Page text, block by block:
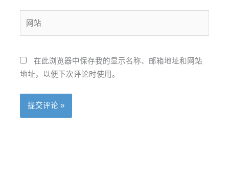
箱
在此浏览器中保存我的显示名称、邮箱地址和网站
地址，以便下次评论时使用。